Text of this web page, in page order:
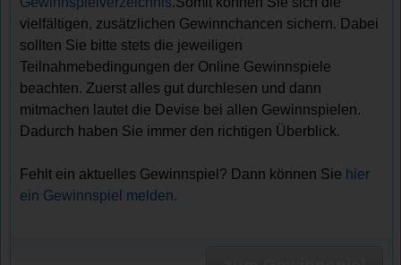
vielfältigen, zusätzlichen Gewinnchancen sichern. Dabei
sollten Sie bitte stets die jeweiligen
Teilnahmebedingungen der Online Gewinnspiele
beachten. Zuerst alles gut durchlesen und dann
mitmachen lautet die Devise bei allen Gewinnspielen.
Dadurch haben Sie immer den richtigen Überblick.
Fehlt ein aktuelles Gewinnspiel? Dann können Sie hier
ein Gewinnspiel melden.